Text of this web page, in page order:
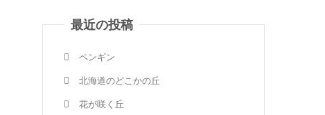
最近の投稿
ペンギン
北海道のどこかの丘
花が咲く丘